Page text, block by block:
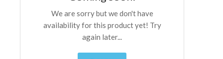
Boboli Gardens
The Arnolfo\'s tower